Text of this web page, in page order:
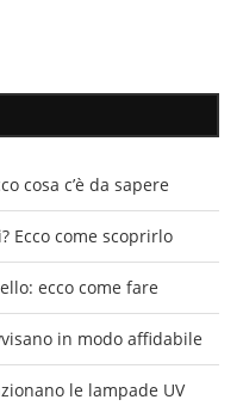
cosa c’è da sapere
Ecco come scoprirlo
ecco come fare
in modo affidabile
le lampade UV